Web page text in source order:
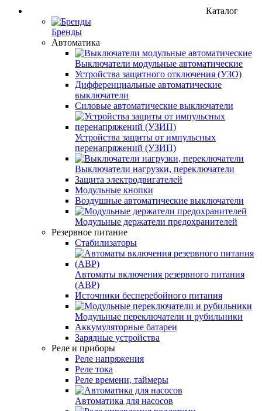
Каталог
Бренды
Автоматика
Выключатели модульные автоматические
Устройства защитного отключения (УЗО)
Дифференциальные автоматические
выключатели
Силовые автоматические выключатели
Устройства защиты от импульсных
перенапряжений (УЗИП)
Выключатели нагрузки, переключатели
Защита электродвигателей
Модульные кнопки
Воздушные автоматические выключатели
Модульные держатели предохранителей
Резервное питание
Стабилизаторы
Автоматы включения резервного питания
(АВР)
Источники бесперебойного питания
Модульные переключатели и рубильники
Аккумуляторные батареи
Зарядные устройства
Реле и приборы
Реле напряжения
Реле тока
Реле времени, таймеры
Автоматика для насосов